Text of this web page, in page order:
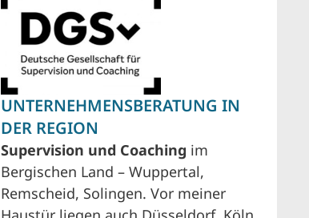
UNTERNEHMENSBERATUNG IN
DER REGION
Supervision und Coaching im
Bergischen Land – Wuppertal,
Remscheid, Solingen. Vor meiner